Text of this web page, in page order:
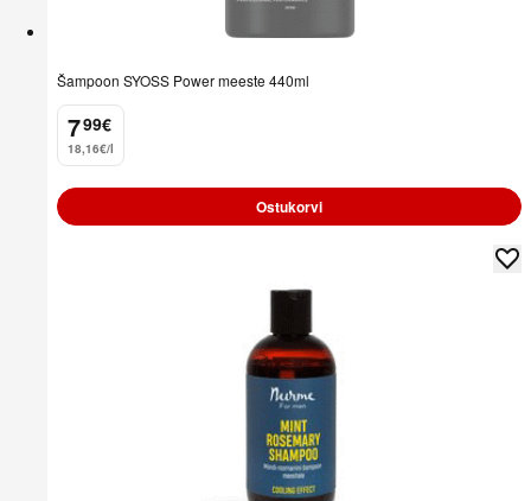
Šampoon SYOSS Power meeste 440ml
7
. 99€
18,16€/l
Ostukorvi